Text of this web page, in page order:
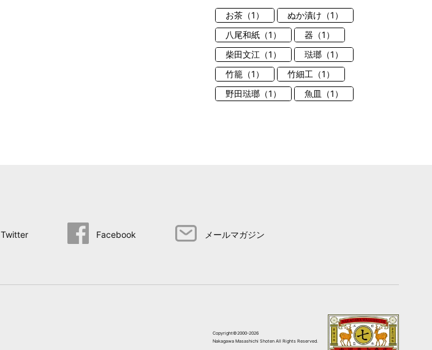
お茶（1）
ぬか漬け（1）
八尾和紙（1）
器（1）
柴田文江（1）
琺瑯（1）
竹籠（1）
竹細工（1）
野田琺瑯（1）
魚皿（1）
Twitter Facebook メールマガジン
Copyright©2000-2026
Nakagawa Masashichi Shoten All Rights Reserved.